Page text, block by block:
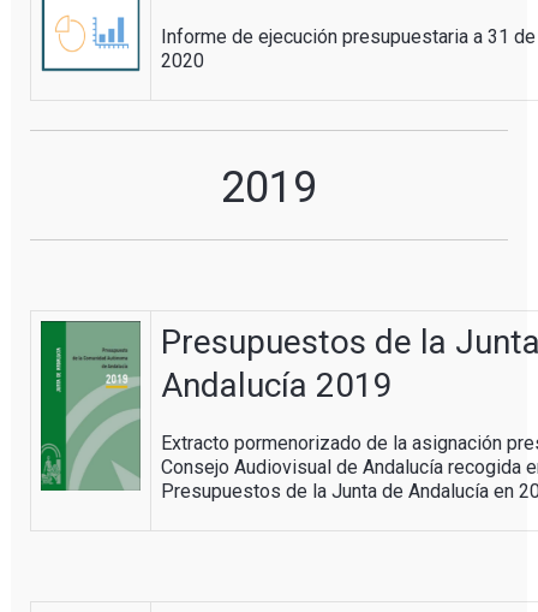
Informe de ejecución presupuestaria a 31
2020
2019
Presupuestos de la
Andalucía 2019
Extracto pormenorizado de la asignación
Consejo Audiovisual de Andalucía recogida
Presupuestos de la Junta de Andalucía en